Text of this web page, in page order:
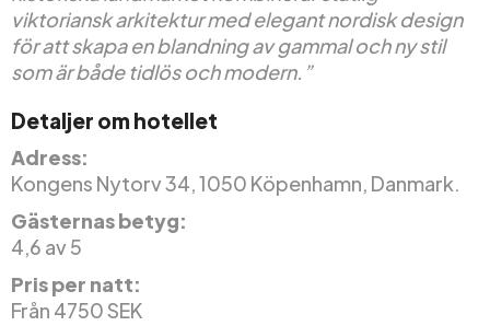
viktoriansk arkitektur med elegant nordisk design
för att skapa en blandning av gammal och ny stil
som är både tidlös och modern.”
Detaljer om hotellet
Adress:
Kongens Nytorv 34, 1050 Köpenhamn, Danmark.
Gästernas betyg:
4,6 av 5
Pris per natt:
Från 4750 SEK